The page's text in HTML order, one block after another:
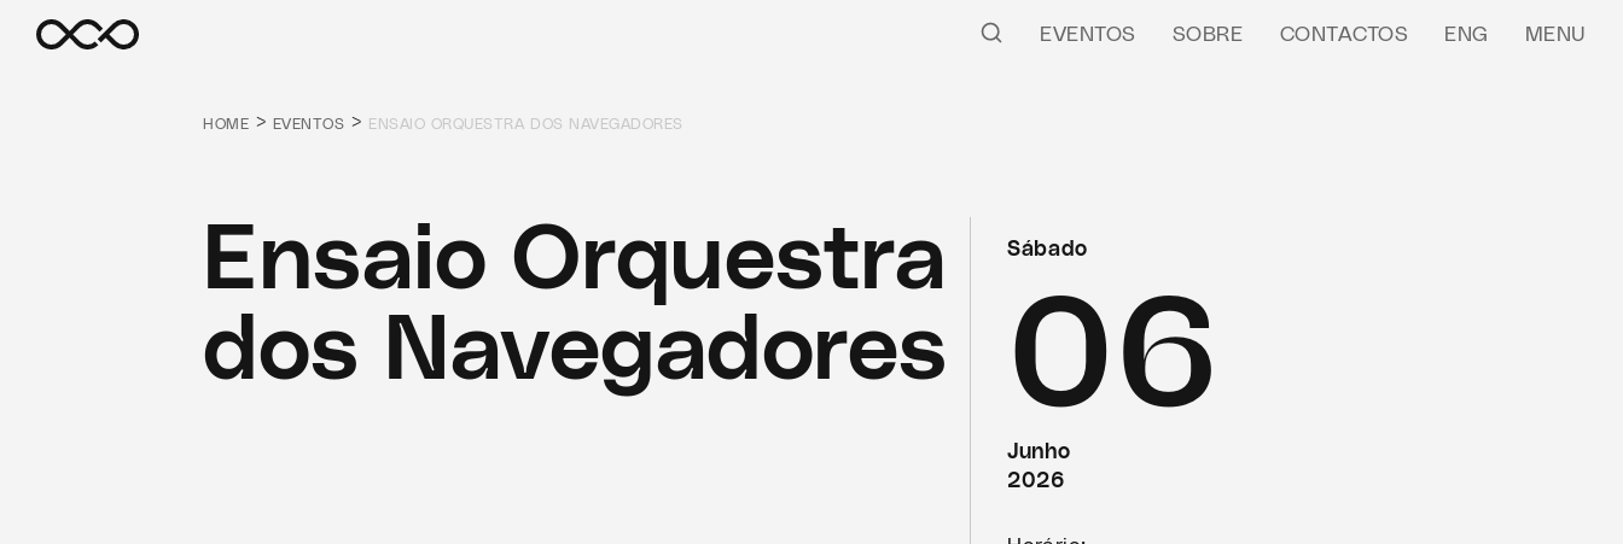
EVENTOS SOBRE CONTACTOS ENG MENU
HOME > EVENTOS > ENSAIO ORQUESTRA DOS NAVEGADORES
Ensaio Orquestra
dos Navegadores
Sábado
06
Junho
2026